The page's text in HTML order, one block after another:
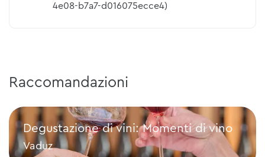
4e08-b7a7-d016075ecce4)
Raccomandazioni
Degustazione di vini: Momenti di vino
Vaduz